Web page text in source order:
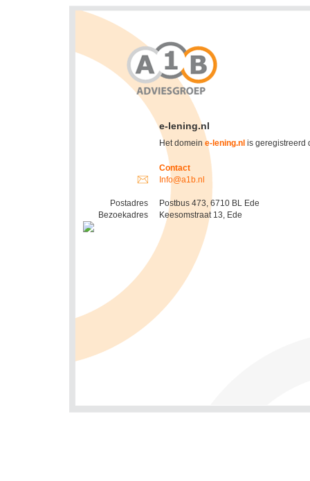
e-lening.nl
Het domein e-lening.nl is geregistreerd
Contact
Info@a1b.nl
Postadres
Postbus 473, 6710 BL Ede
Bezoekadres
Keesomstraat 13, Ede